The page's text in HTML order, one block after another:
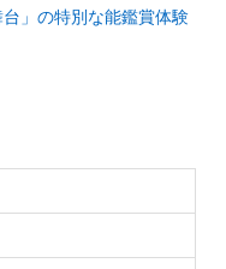
」の特別な能鑑賞体験